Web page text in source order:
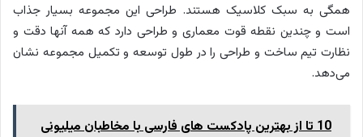
همگی به سبک کلاسیک هستند. طراحی این مجموعه بسیار جذاب
است و چندین نقطه قوت معماری و طراحی دارد که همه آنها دقت و
نظارت تیم ساخت و طراحی را در طول توسعه و تکمیل مجموعه نشان
می‌دهد.
10 تا از بهترین پادکست های فارسی با مخاطبان میلیونی